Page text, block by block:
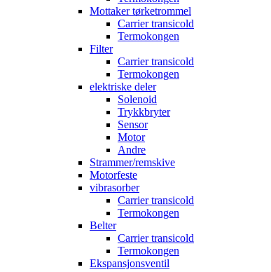
Mottaker tørketrommel
Carrier transicold
Termokongen
Filter
Carrier transicold
Termokongen
elektriske deler
Solenoid
Trykkbryter
Sensor
Motor
Andre
Strammer/remskive
Motorfeste
vibrasorber
Carrier transicold
Termokongen
Belter
Carrier transicold
Termokongen
Ekspansjonsventil